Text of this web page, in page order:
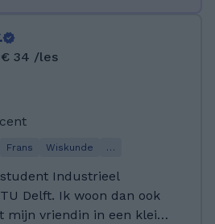
34 /les
Frans Wiskunde …
Industrieel
Delft. Ik woon dan ook
mijn vriendin in een klein